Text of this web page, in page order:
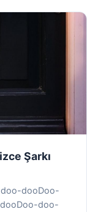
Şarkı
dooDoo-
doo-